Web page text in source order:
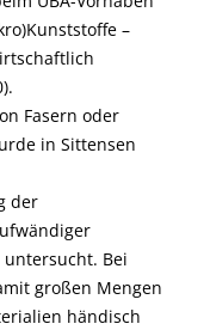
–
Fasern oder
in Sittensen
der
untersucht. Bei
großen Mengen
händisch